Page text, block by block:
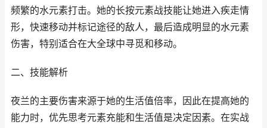
频繁的水元素打击。她的长按元素战技能让她进入疾走情
形，快速移动并标记途径的敌人，最后造成明显的水元素
伤害，特别适合在大全球中寻觅和移动。
二、技能解析
夜兰的主要伤害来源于她的生活值倍率，因此在提高她的
能力时，优先思考元素充能和生活值是决定因素。在实战